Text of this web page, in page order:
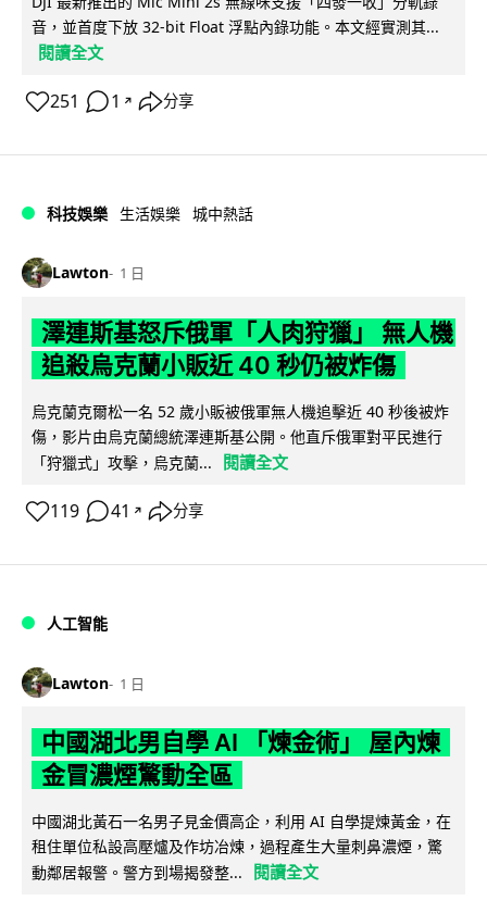
音，並首度下放 32-bit Float 浮點內錄功能。本文經實測其...
閱讀全文
251 1 ↗ 分享
科技娛樂 生活娛樂 城中熱話
Lawton 1 日
澤連斯基怒斥俄軍「人肉狩獵」 無人機
追殺烏克蘭小販近 40 秒仍被炸傷
烏克蘭克爾松一名 52 歲小販被俄軍無人機追擊近 40 秒後被炸
傷，影片由烏克蘭總統澤連斯基公開。他直斥俄軍對平民進行
「狩獵式」攻擊，烏克蘭...
閱讀全文
119 41 ↗ 分享
人工智能
Lawton 1 日
中國湖北男自學 AI 「煉金術」 屋內煉
金冒濃煙驚動全區
中國湖北黃石一名男子見金價高企，利用 AI 自學提煉黃金，在
租住單位私設高壓爐及作坊冶煉，過程產生大量刺鼻濃煙，驚
動鄰居報警。警方到場揭發整...
閱讀全文